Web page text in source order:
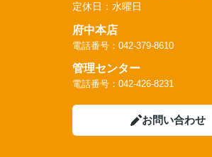
定休日： 水曜日
府中本店
電話番号：042-379-8610
管理センター
電話番号：042-426-8231
お問い合わせ